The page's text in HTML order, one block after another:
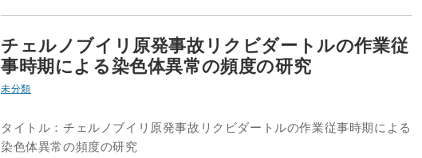
チェルノブイリ原発事故リクビダートルの作業従
事時期による染色体異常の頻度の研究
未分類
タイトル：チェルノブイリ原発事故リクビダートルの作業従事時期による
染色体異常の頻度の研究